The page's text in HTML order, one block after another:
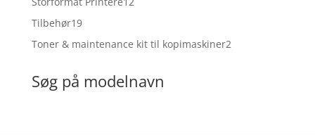
Tilbehør1919
varer
Toner & maintenance kit til kopimaskiner22
Søg på modelnavn